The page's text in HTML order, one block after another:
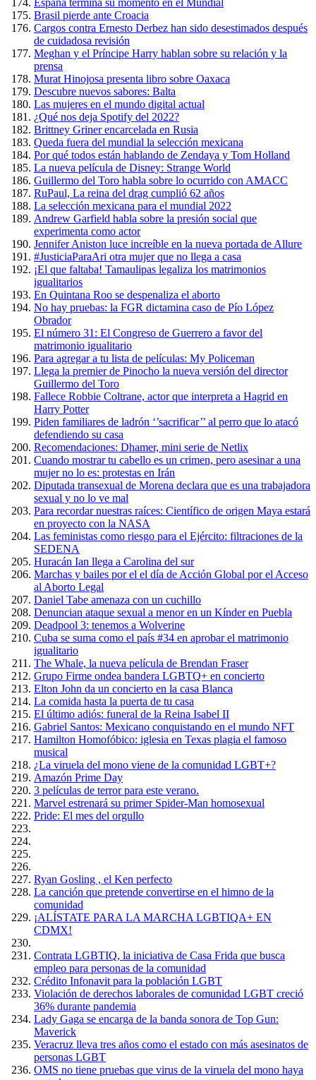
España termina su momento en el Mundial
Brasil pierde ante Croacia
Cargos contra Ernesto Derbez han sido desestimados después
de cuidadosa revisión
Meghan y el Príncipe Harry hablan sobre su relación y la
prensa
Murat Hinojosa presenta libro sobre Oaxaca
Descubre nuevos sabores: Balta
Las mujeres en el mundo digital actual
¿Qué nos deja Spotify del 2022?
Brittney Griner encarcelada en Rusia
Queda fuera del mundial la selección mexicana
Por qué todos están hablando de Zendaya y Tom Holland
La nueva película de Disney: Strange World
Guillermo del Toro habla sobre lo ocurrido con AMACC
RuPaul, La reina del drag cumplió 62 años
La selección mexicana para el mundial 2022
Andrew Garfield habla sobre la presión social que
experimenta como actor
Jennifer Aniston luce increíble en la nueva portada de Allure
#JusticiaParaAri otra mujer que no llega a casa
¡El que faltaba! Tamaulipas legaliza los matrimonios
igualitarios
En Quintana Roo se despenaliza el aborto
No hay pruebas: la FGR dictamina caso de Pío López
Obrador
El número 31: El Congreso de Guerrero a favor del
matrimonio igualitario
Para agregar a tu lista de películas: My Policeman
Llega la premier de Pinocho la nueva versión del director
Guillermo del Toro
Fallece Robbie Coltrane, actor que interpreta a Hagrid en
Harry Potter
Piden familiares de ladrón ‘’sacrificar’’ al perro que lo atacó
defendiendo su casa
Recomendaciones: Dhamer, mini serie de Netlix
Cuando mostrar tu cabello es un crimen, pero asesinar a una
mujer no lo es: protestas en Irán
Diputada transexual de Morena declara que es una trabajadora
sexual y no lo ve mal
Para recordar nuestras raíces: Científico de origen Maya estará
en proyecto con la NASA
Las feministas como riesgo para el Ejército: filtraciones de la
SEDENA
Huracán Ian llega a Carolina del sur
Marchas y bailes por el el día de Acción Global por el Acceso
al Aborto Legal
Daniel Tabe amenaza con un cuchillo
Denuncian ataque sexual a menor en un Kínder en Puebla
Deadpool 3: tenemos a Wolverine
Cuba se suma como el país #34 en aprobar el matrimonio
igualitario
The Whale, la nueva película de Brendan Fraser
Grupo Firme ondea bandera LGBTQ+ en concierto
Elton John da un concierto en la casa Blanca
La comida hasta la puerta de tu casa
El último adiós: funeral de la Reina Isabel II
Gabriel Santos: Mexicano conquistando en el mundo NFT
Hamilton Homofóbico: iglesia en Texas plagia el famoso
musical
¿La viruela del mono viene de la comunidad LGBT+?
Amazón Prime Day
3 películas de terror para este verano.
Marvel estrenará su primer Spider-Man homosexual
Pride: El mes del orgullo
Ryan Gosling , el Ken perfecto
La canción que pretende convertirse en el himno de la
comunidad
¡ALÍSTATE PARA LA MARCHA LGBTIQA+ EN
CDMX!
Contrata LGBTIQ, la iniciativa de Casa Frida que busca
empleo para personas de la comunidad
Crédito Infonavit para la población LGBT
Violación de derechos laborales de comunidad LGBT creció
36% durante pandemia
Lady Gaga se encarga de la banda sonora de Top Gun:
Maverick
Veracruz lleva tres años como el estado con más asesinatos de
personas LGBT
OMS no tiene pruebas que virus de la viruela del mono haya